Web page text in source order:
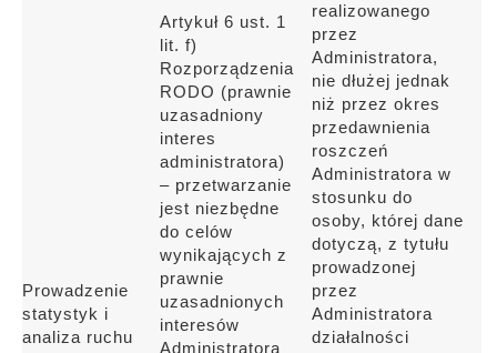
Prowadzenie
statystyk i
analiza ruchu
Artykuł 6 ust. 1
lit. f)
Rozporządzenia
RODO (prawnie
uzasadniony
interes
administratora)
– przetwarzanie
jest niezbędne
do celów
wynikających z
prawnie
uzasadnionych
interesów
Administratora
realizowanego
przez
Administratora,
nie dłużej jednak
niż przez okres
przedawnienia
roszczeń
Administratora w
stosunku do
osoby, której dane
dotyczą, z tytułu
prowadzonej
przez
Administratora
działalności